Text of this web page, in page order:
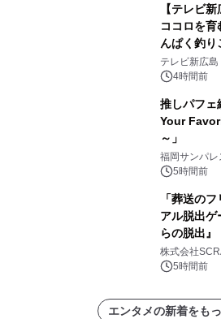
【テレビ
ココロを
んぱく釣り
学生を募集
テレビ新広島
4時間前
推しパフェ
Your
～」
福岡サンパ
5時間前
「葬送の
アル脱出ゲ
らの脱出
器を手に魔
インビジュ
株式会社
5時間前
エンタメの新着をも